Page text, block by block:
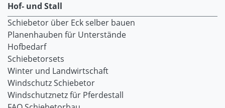
Hof- und Stall
Schiebetor über Eck selber bauen
Planenhauben für Unterstände
Hofbedarf
Schiebetorsets
Winter und Landwirtschaft
Windschutz Schiebetor
Windschutznetz für Pferdestall